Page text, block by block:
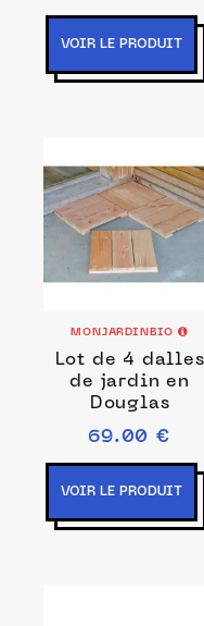
VOIR LE PRODUIT
MONJARDINBIO
Lot de 4 dalles
de jardin en
Douglas
69.00 €
VOIR LE PRODUIT